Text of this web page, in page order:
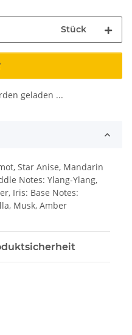
Stück
geladen ...
Star Anise, Mandarin
Notes: Ylang-Ylang,
Iris: Base Notes:
Musk, Amber